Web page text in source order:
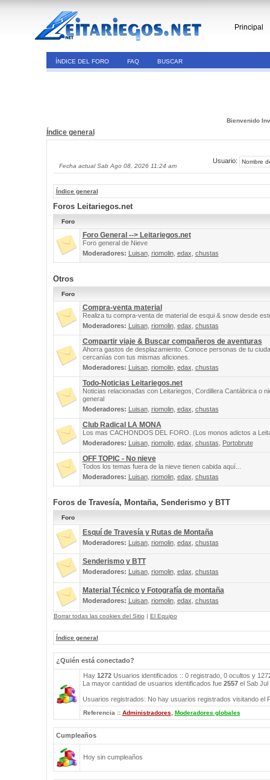
Principal
ÍNDICE DEL FORO FAQ BUSCAR
Bienvenido
Índice general
Fecha actual Sab Ago 08, 2026 11:24 am
Usuario:
Índice general
Foros Leitariegos.net
Foro
Foro General --> Leitariegos.net
Foro general de Nieve
Moderadores: Luisan, riomolin, edax chustas
Otros
Foro
Compra-venta material
Realiza tu compra-venta de material de esqui & snow desde
Moderadores: Luisan, riomolin, edax chustas
Compartir viaje & Buscar compañeros de aventuras
Ahorra gastos de desplazamiento. Conoce personas de tu
cercanías con tus mismas aficiones.
Moderadores: Luisan, riomolin, edax chustas
Todo-Noticias Leitariegos.net
Noticias relacionadas con Leitariegos, Cordillera Cantábrica o
general
Moderadores: Luisan, riomolin, edax chustas
Club Radical LA MONA
Los mas CACHONDOS DEL FORO. (Los monos adictos a
Moderadores: Luisan, riomolin, edax chustas Portobrute
OFF TOPIC - No nieve
Todos los temas fuera de la nieve tienen cabida aquí...
Moderadores: Luisan, riomolin, edax chustas
Foros de Travesía, Montaña, Senderismo y BTT
Foro
Esquí de Travesía y Rutas de Montaña
Moderadores: Luisan, riomolin, edax chustas
Senderismo y BTT
Moderadores: Luisan, riomolin, edax chustas
Material Técnico y Fotografía de montaña
Moderadores: Luisan, riomolin, edax chustas
Borrar todas las cookies del Sitio | El Equipo
Índice general
¿Quién está conectado?
Hay 1272Usuarios identificados :: 0 registrado, 0 ocultos y
La mayor cantidad de usuarios identificados fue 2557el Sab Jul
Usuarios registrados: No hay usuarios registrados visitando el
Referencia :: Administradores Moderadores globales
Cumpleaños
Hoy sin cumpleaños